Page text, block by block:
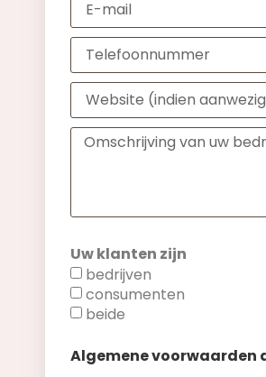
Uw klanten zijn
bedrijven
consumenten
beide
Algemene voorwaarden